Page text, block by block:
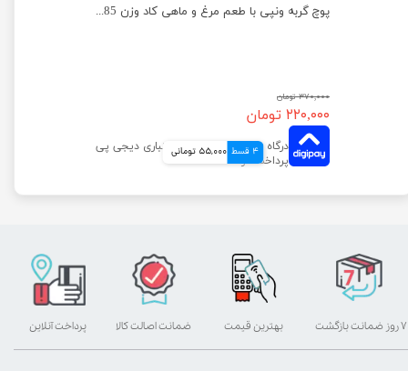
پوچ گربه ونپی با طعم مرغ و ماهی کاد وزن 85 گرم
۳۷۰,۰۰۰ تومان
۲۲۰,۰۰۰ تومان
4 قسط 55,000 تومانی
بهترین قیمت پرداخت آنلاین ۷ روز ضمانت بازگشت ضمانت اصالت کالا